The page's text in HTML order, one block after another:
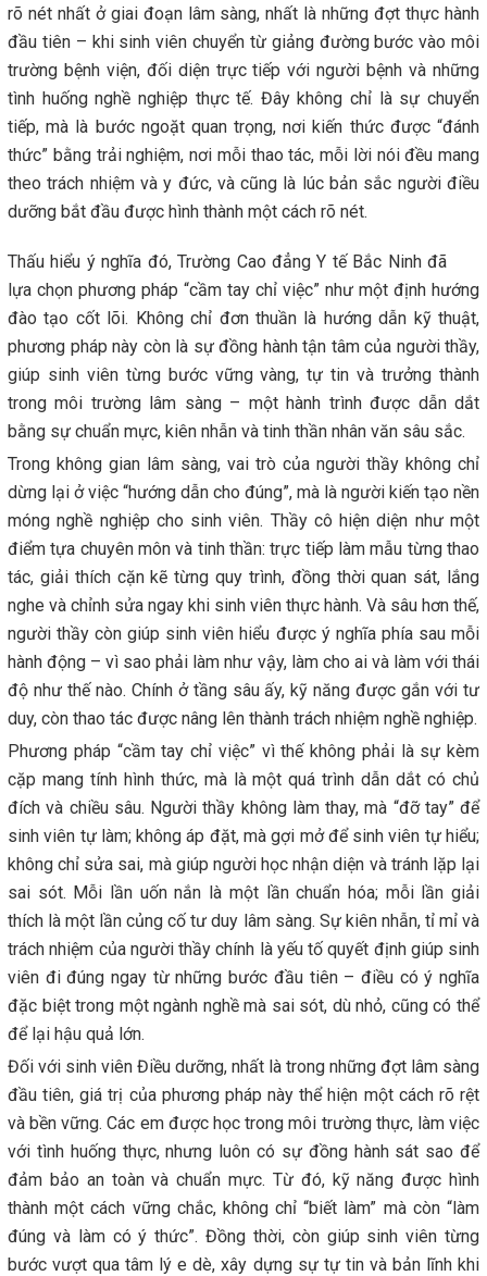
rõ nét nhất ở giai đoạn lâm sàng, nhất là những đợt thực hành
đầu tiên – khi sinh viên chuyển từ giảng đường bước vào môi
trường bệnh viện, đối diện trực tiếp với người bệnh và những
tình huống nghề nghiệp thực tế. Đây không chỉ là sự chuyển
tiếp, mà là bước ngoặt quan trọng, nơi kiến thức được “đánh
thức” bằng trải nghiệm, nơi mỗi thao tác, mỗi lời nói đều mang
theo trách nhiệm và y đức, và cũng là lúc bản sắc người điều
dưỡng bắt đầu được hình thành một cách rõ nét.
Thấu hiểu ý nghĩa đó, Trường Cao đẳng Y tế Bắc Ninh đã
lựa chọn phương pháp “cầm tay chỉ việc” như một định hướng
đào tạo cốt lõi. Không chỉ đơn thuần là hướng dẫn kỹ thuật,
phương pháp này còn là sự đồng hành tận tâm của người thầy,
giúp sinh viên từng bước vững vàng, tự tin và trưởng thành
trong môi trường lâm sàng – một hành trình được dẫn dắt
bằng sự chuẩn mực, kiên nhẫn và tinh thần nhân văn sâu sắc.
Trong không gian lâm sàng, vai trò của người thầy không chỉ
dừng lại ở việc “hướng dẫn cho đúng”, mà là người kiến tạo nền
móng nghề nghiệp cho sinh viên. Thầy cô hiện diện như một
điểm tựa chuyên môn và tinh thần: trực tiếp làm mẫu từng thao
tác, giải thích cặn kẽ từng quy trình, đồng thời quan sát, lắng
nghe và chỉnh sửa ngay khi sinh viên thực hành. Và sâu hơn thế,
người thầy còn giúp sinh viên hiểu được ý nghĩa phía sau mỗi
hành động – vì sao phải làm như vậy, làm cho ai và làm với thái
độ như thế nào. Chính ở tầng sâu ấy, kỹ năng được gắn với tư
duy, còn thao tác được nâng lên thành trách nhiệm nghề nghiệp.
Phương pháp “cầm tay chỉ việc” vì thế không phải là sự kèm
cặp mang tính hình thức, mà là một quá trình dẫn dắt có chủ
đích và chiều sâu. Người thầy không làm thay, mà “đỡ tay” để
sinh viên tự làm; không áp đặt, mà gợi mở để sinh viên tự hiểu;
không chỉ sửa sai, mà giúp người học nhận diện và tránh lặp lại
sai sót. Mỗi lần uốn nắn là một lần chuẩn hóa; mỗi lần giải
thích là một lần củng cố tư duy lâm sàng. Sự kiên nhẫn, tỉ mỉ và
trách nhiệm của người thầy chính là yếu tố quyết định giúp sinh
viên đi đúng ngay từ những bước đầu tiên – điều có ý nghĩa
đặc biệt trong một ngành nghề mà sai sót, dù nhỏ, cũng có thể
để lại hậu quả lớn.
Đối với sinh viên Điều dưỡng, nhất là trong những đợt lâm sàng
đầu tiên, giá trị của phương pháp này thể hiện một cách rõ rệt
và bền vững. Các em được học trong môi trường thực, làm việc
với tình huống thực, nhưng luôn có sự đồng hành sát sao để
đảm bảo an toàn và chuẩn mực. Từ đó, kỹ năng được hình
thành một cách vững chắc, không chỉ “biết làm” mà còn “làm
đúng và làm có ý thức”. Đồng thời, còn giúp sinh viên từng
bước vượt qua tâm lý e dè, xây dựng sự tự tin và bản lĩnh khi